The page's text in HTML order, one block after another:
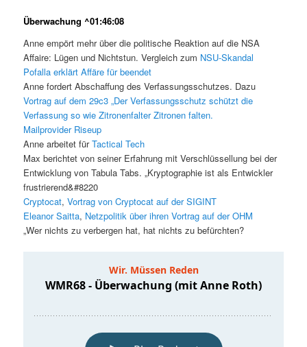
Überwachung ^01:46:08
Anne empört mehr über die politische Reaktion auf die NSA
Affaire: Lügen und Nichtstun. Vergleich zum NSU-Skandal
Pofalla erklärt Affäre für beendet
Anne fordert Abschaffung des Verfassungsschutzes. Dazu
Vortrag auf dem 29c3 „Der Verfassungsschutz schützt die
Verfassung so wie Zitronenfalter Zitronen falten.
Mailprovider Riseup
Anne arbeitet fürTactical Tech
Max berichtet von seiner Erfahrung mit Verschlüssellung bei der
Entwicklung von Tabula Tabs. „Kryptographie ist als Entwickler
frustrierend&#8220
Cryptocat,Vortrag von Cryptocat auf der SIGINT
Eleanor Saitta, Netzpolitik über ihren Vortrag auf der OHM
„Wer nichts zu verbergen hat, hat nichts zu befürchten?